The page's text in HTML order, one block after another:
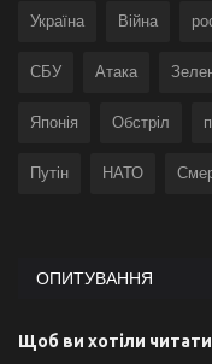
Україна Війна
СБУ Атака
Японія Обстріл
Путін НАТО
ОПИТУВАННЯ
Щоб ви хотіли читати